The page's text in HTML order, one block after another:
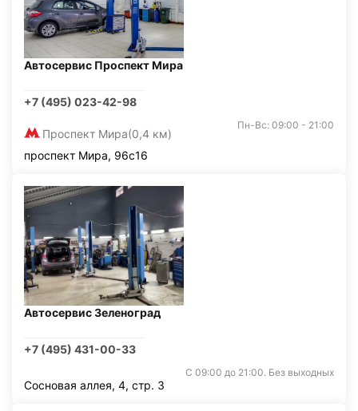
Автосервис Проспект Мира
+7 (495) 023-42-98
Проспект Мира(0,4 км)
Пн-Вс: 09:00 - 21:00
проспект Мира, 96с16
Автосервис Зеленоград
+7 (495) 431-00-33
С 09:00 до 21:00. Без выходных
Сосновая аллея, 4, стр. 3